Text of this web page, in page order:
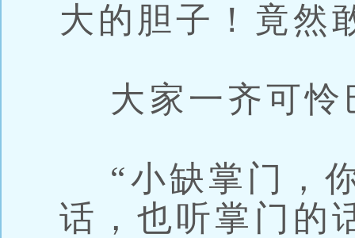
大的胆子！竟然
大家一齐可怜
“小缺掌门，
话，也听掌门的